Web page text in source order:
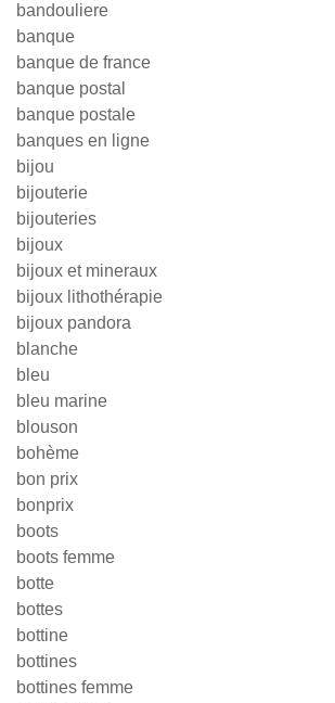
bandouliere
banque
banque de france
banque postal
banque postale
banques en ligne
bijou
bijouterie
bijouteries
bijoux
bijoux et mineraux
bijoux lithothérapie
bijoux pandora
blanche
bleu
bleu marine
blouson
bohème
bon prix
bonprix
boots
boots femme
botte
bottes
bottine
bottines
bottines femme